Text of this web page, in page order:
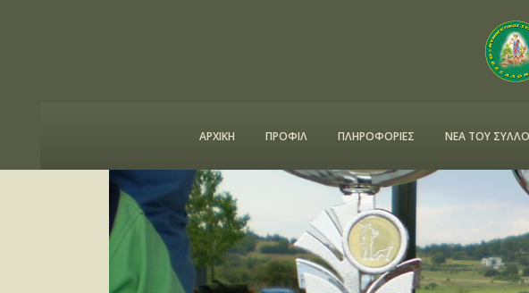
ΑΡΧΙΚΗ ΠΡΟΦΙΛ ΠΛΗΡΟΦΟΡΙΕΣ ΝΕΑ ΤΟΥ